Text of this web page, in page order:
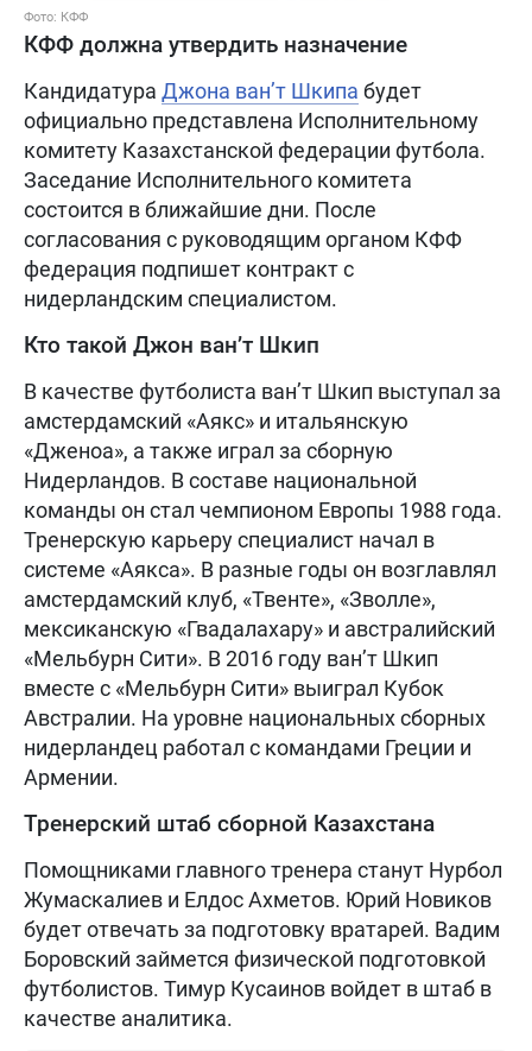
Фото: КФФ
КФФ должна утвердить назначение
Кандидатура Джона ван’т Шкипа будет
официально представлена Исполнительному
комитету Казахстанской федерации футбола.
Заседание Исполнительного комитета
состоится в ближайшие дни. После
согласования с руководящим органом КФФ
федерация подпишет контракт с
нидерландским специалистом.
Кто такой Джон ван’т Шкип
В качестве футболиста ван’т Шкип выступал за
амстердамский «Аякс» и итальянскую
«Дженоа», а также играл за сборную
Нидерландов. В составе национальной
команды он стал чемпионом Европы 1988 года.
Тренерскую карьеру специалист начал в
системе «Аякса». В разные годы он возглавлял
амстердамский клуб, «Твенте», «Зволле»,
мексиканскую «Гвадалахару» и австралийский
«Мельбурн Сити». В 2016 году ван’т Шкип
вместе с «Мельбурн Сити» выиграл Кубок
Австралии. На уровне национальных сборных
нидерландец работал с командами Греции и
Армении.
Тренерский штаб сборной Казахстана
Помощниками главного тренера станут Нурбол
Жумаскалиев и Елдос Ахметов. Юрий Новиков
будет отвечать за подготовку вратарей. Вадим
Боровский займется физической подготовкой
футболистов. Тимур Кусаинов войдет в штаб в
качестве аналитика.